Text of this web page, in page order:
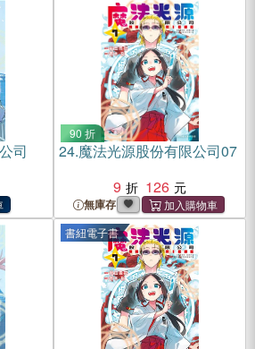
司
90 折
24.魔法光源股份有限公司07
9
126
無庫存
書紐電子書